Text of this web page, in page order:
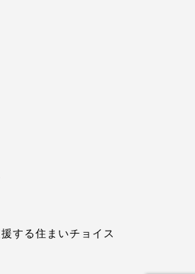
する住まいチョイス